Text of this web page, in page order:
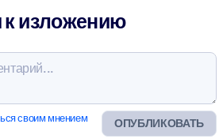
изложению
ОПУБЛИКОВАТЬ
своим мнением